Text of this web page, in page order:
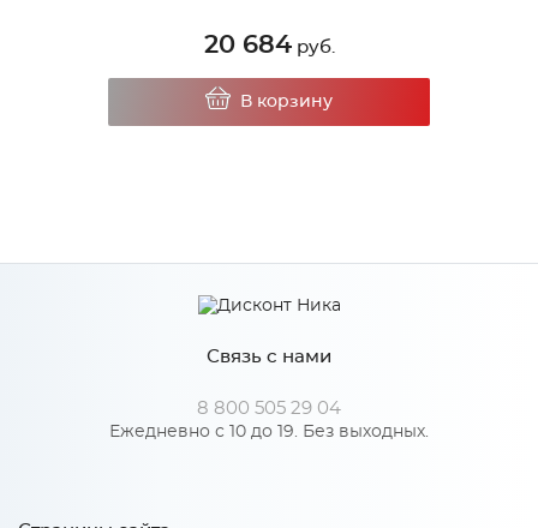
20 684руб.
В корзину
Связь с нами
8 800 505 29 04
Ежедневно с 10 до 19. Без выходных.